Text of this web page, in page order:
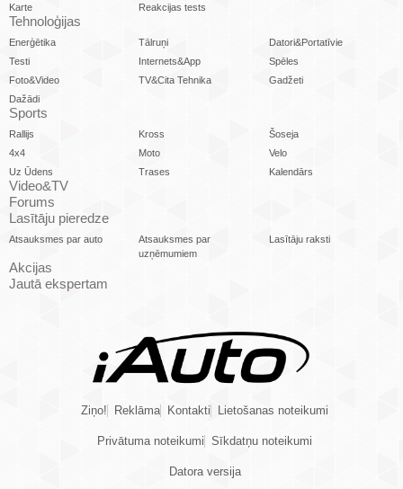
Karte
Reakcijas tests
Tehnoloģijas
Enerģētika Tālruņi
Datori&Portatīvie
Testi
Internets&App
Spēles
Foto&Video
TV&Cita Tehnika
Gadžeti
Dažādi
Sports
Rallijs Kross
Šoseja
4x4
Moto
Velo
Uz Ūdens
Trases Kalendārs
Video&TV
Forums
Lasītāju pieredze
Atsauksmes par auto
Atsauksmes par
uzņēmumiem
Lasītāju raksti
Akcijas
Jautā ekspertam
Ziņo! Reklāma Kontakti Lietošanas noteikumi
Privātuma noteikumi Sīkdatņu noteikumi
Datora versija